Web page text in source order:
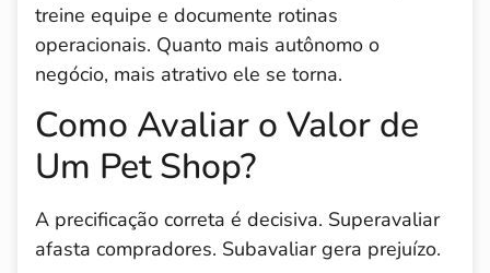
treine equipe e documente rotinas
operacionais. Quanto mais autônomo o
negócio, mais atrativo ele se torna.
Como Avaliar o Valor de
Um Pet Shop?
A precificação correta é decisiva. Superavaliar
afasta compradores. Subavaliar gera prejuízo.